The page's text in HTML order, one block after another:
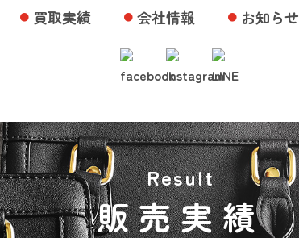
買取実績 会社情報 お知らせ
Result
販売実績